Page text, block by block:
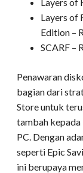
Layers of
Edition –
SCARF –
Penawaran
bagian dari
Store untuk
tambah
PC. Dengan
seperti Epic
ini berupaya